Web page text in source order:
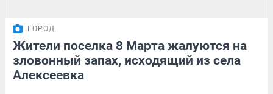
ГОРОД
Жители поселка 8 Марта жалуются на
зловонный запах, исходящий из села
Алексеевка